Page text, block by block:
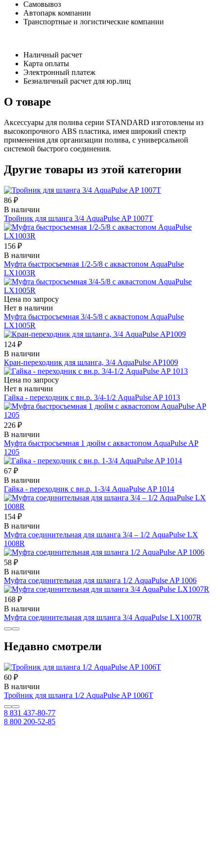
Самовывоз
Автопарк компании
Транспортные и логистические компании
Наличный расчет
Карта оплаты
Электронный платеж
Безналичный расчет для юр.лиц
О товаре
Аксессуары для полива серии STANDARD изготовлены из
высокопрочного ABS пластика, имея широкий спектр
применения для организации полива, с универсальной
системой быстрого соединения.
Другие товары из этой категории
86 ₽
В наличии
Тройник для шланга 3/4 AquaPulse AP 1007T
156 ₽
В наличии
Муфта быстросъемная 1/2-5/8 с аквастопом AquaPulse
LX1003R
Цена по запросу
Нет в наличии
Муфта быстросъемная 3/4-5/8 с аквастопом AquaPulse
LX1005R
124 ₽
В наличии
Кран-переходник для шланга, 3/4 AquaPulse AP1009
Цена по запросу
Нет в наличии
Гайка - переходник с вн.р. 3/4-1/2 AquaPulse AP 1013
226 ₽
В наличии
Муфта быстросъемная 1 дюйм с аквастопом AquaPulse AP
1205
67 ₽
В наличии
Гайка - переходник с вн.р. 1-3/4 AquaPulse AP 1014
154 ₽
В наличии
Муфта соединительная для шланга 3/4 – 1/2 AquaPulse LX
1008R
58 ₽
В наличии
Муфта соединительная для шланга 1/2 AquaPulse AP 1006
168 ₽
В наличии
Муфта соединительная для шланга 3/4 AquaPulse LX1007R
Недавно смотрели
60 ₽
В наличии
Тройник для шланга 1/2 AquaPulse AP 1006T
8 831 437-80-77
8 800 200-52-85